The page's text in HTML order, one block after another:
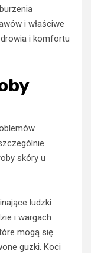
i właściwe
i komfortu
skóry u
ludzki
i wargach
mogą się
guzki. Koci